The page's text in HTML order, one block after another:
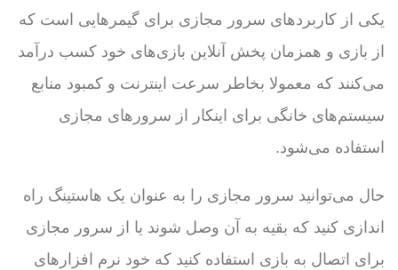
یکی از کاربردهای سرور مجازی برای گیمرهایی است که
از بازی و همزمان پخش آنلاین بازی‌های خود کسب درآمد
می‌کنند که معمولا بخاطر سرعت اینترنت و کمبود منابع
سیستم‌های خانگی برای اینکار از سرورهای مجازی
استفاده می‌شود.
حال می‌توانید سرور مجازی را به عنوان یک هاستینگ راه
اندازی کنید که بقیه به آن وصل شوند یا از سرور مجازی
برای اتصال به بازی استفاده کنید که خود نرم افزارهای